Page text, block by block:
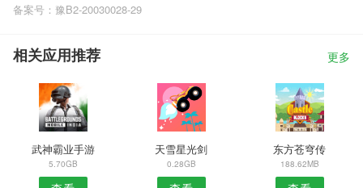
备案号：豫B2-20030028-29
相关应用推荐 更多
武神霸业手游
5.70GB
天雪星光剑
0.28GB
东方苍穹传
188.62MB